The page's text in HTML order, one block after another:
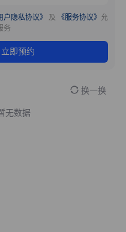
户隐私协议》 及 《服务协议》 允
务
立即预约
换一换
无数据